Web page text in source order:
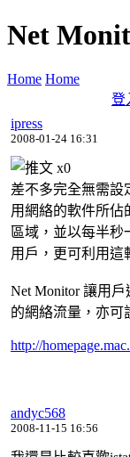
Net
Home Home
登
ipress
2008-01-24 16:31
x0
差不多完全無需設
用網絡的軟件所佔
區域，並以每半秒
用戶，更可利用這
Net Monitor 讓用
的網絡流量，亦可
http://
andyc568
2008-11-15 16:56